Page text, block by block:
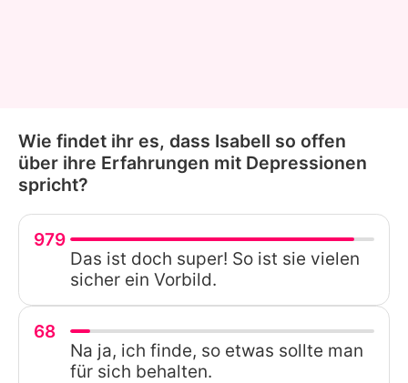
Wie findet ihr es, dass Isabell so offen
über ihre Erfahrungen mit Depressionen
spricht?
979
Das ist doch super! So ist sie vielen
sicher ein Vorbild.
68
Na ja, ich finde, so etwas sollte man
für sich behalten.